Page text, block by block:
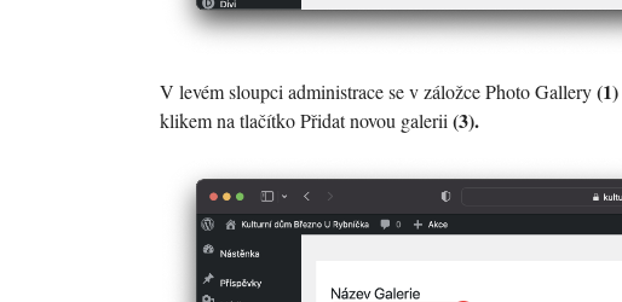
V levém sloupci administrace se v záložce Photo Gallery(1)
klikem na tlačítko Přidat novou galerii(3).